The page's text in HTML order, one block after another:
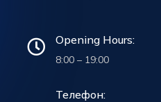
Opening Hours:
8:00 – 19:00
Телефон: